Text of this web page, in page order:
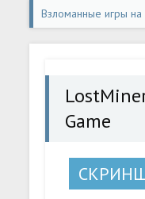
Взломанные игры
LostMiner: Build &
Game